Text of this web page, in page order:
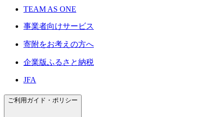
TEAM AS ONE
事業者向けサービス
寄附をお考えの方へ
企業版ふるさと納税
JFA
ご利用ガイド・ポリシー